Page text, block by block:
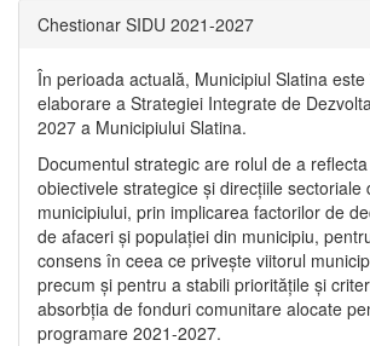
Chestionar SIDU 2021-2027
În perioada actuală, Municipiul Slatina
elaborare a Strategiei Integrate de
2027 a Municipiului Slatina.
Documentul strategic are rolul de a
obiectivele strategice și direcțiile sectoriale
municipiului, prin implicarea factorilor de
de afaceri și populației din municipiu,
consens în ceea ce privește viitorul
precum și pentru a stabili prioritățile și
absorbția de fonduri comunitare alocate
programare 2021-2027.